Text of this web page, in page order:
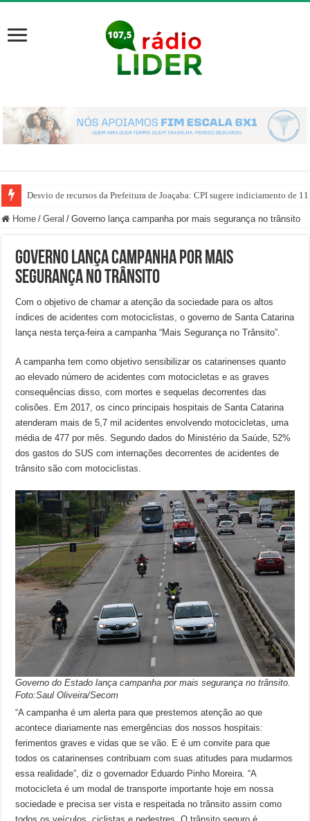
Desvio de recursos da Prefeitura de Joaçaba: CPI sugere indiciamento de 11
Home / Geral / Governo lança campanha por mais segurança no trânsito
Governo lança campanha por mais
segurança no trânsito
Com o objetivo de chamar a atenção da sociedade para os altos
índices de acidentes com motociclistas, o governo de Santa Catarina
lança nesta terça-feira a campanha “Mais Segurança no Trânsito”.
A campanha tem como objetivo sensibilizar os catarinenses quanto
ao elevado número de acidentes com motocicletas e as graves
consequências disso, com mortes e sequelas decorrentes das
colisões. Em 2017, os cinco principais hospitais de Santa Catarina
atenderam mais de 5,7 mil acidentes envolvendo motocicletas, uma
média de 477 por mês. Segundo dados do Ministério da Saúde, 52%
dos gastos do SUS com internações decorrentes de acidentes de
trânsito são com motociclistas.
Governo do Estado lança campanha por mais segurança no trânsito.
Foto:Saul Oliveira/Secom
“A campanha é um alerta para que prestemos atenção ao que
acontece diariamente nas emergências dos nossos hospitais:
ferimentos graves e vidas que se vão. E é um convite para que
todos os catarinenses contribuam com suas atitudes para mudarmos
essa realidade”, diz o governador Eduardo Pinho Moreira. “A
motocicleta é um modal de transporte importante hoje em nossa
sociedade e precisa ser vista e respeitada no trânsito assim como